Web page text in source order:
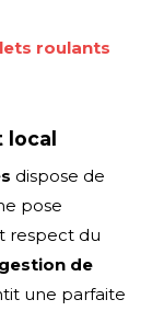
roulants
local
dispose de
pose
respect du
gestion de
une parfaite